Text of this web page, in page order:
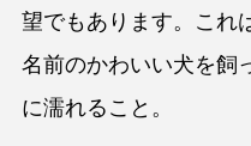
望でもあります。これ
名前のかわいい犬を飼
に濡れること。